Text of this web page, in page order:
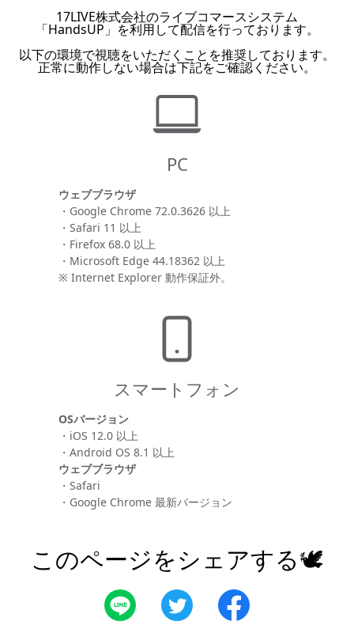
17LIVE株式会社のライブコマースシステム
「HandsUP」を利用して配信を行っております。
以下の環境で視聴をいただくことを推奨しております。
正常に動作しない場合は下記をご確認ください。
PC
ウェブブラウザ
・Google Chrome 72.0.3626 以上
・Safari 11 以上
・Firefox 68.0 以上
・Microsoft Edge 44.18362 以上
※ Internet Explorer 動作保証外。
スマートフォン
OSバージョン
・iOS 12.0 以上
・Android OS 8.1 以上
ウェブブラウザ
・Safari
・Google Chrome 最新バージョン
このページをシェアする🕊